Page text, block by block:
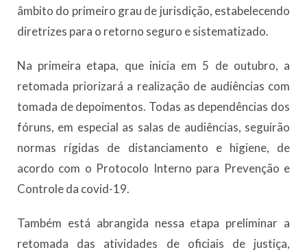
âmbito do primeiro grau de jurisdição, estabelecendo
diretrizes para o retorno seguro e sistematizado.
Na primeira etapa, que inicia em 5 de outubro, a
retomada priorizará a realização de audiências com
tomada de depoimentos. Todas as dependências dos
fóruns, em especial as salas de audiências, seguirão
normas rígidas de distanciamento e higiene, de
acordo com o Protocolo Interno para Prevenção e
Controle da covid-19.
Também está abrangida nessa etapa preliminar a
retomada das atividades de oficiais de justiça,